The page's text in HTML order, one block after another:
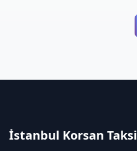
İstanbul Korsan Taksi